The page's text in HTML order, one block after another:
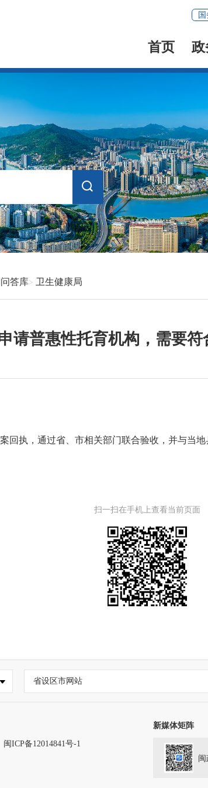
首页
答库 卫生健康局
请普惠性托育机构，需要符
回执，通过省、市相关部门联合验收，并与当
扫一扫在手机上查看当前页面
省设区市网站
闽ICP备12014841号-1
新媒体矩阵
闽